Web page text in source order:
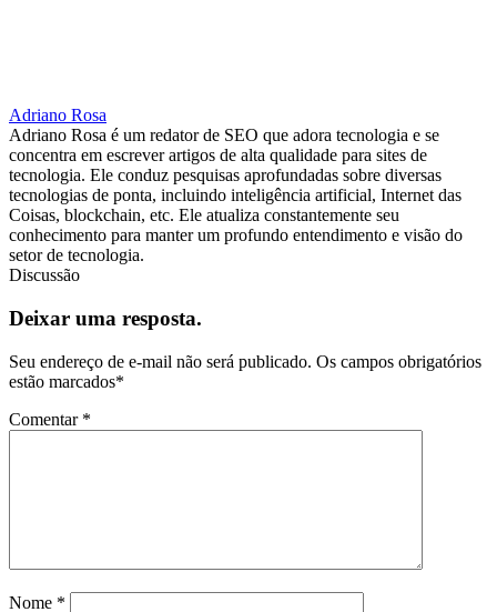
Adriano Rosa
Adriano Rosa é um redator de SEO que adora tecnologia e se
concentra em escrever artigos de alta qualidade para sites de
tecnologia. Ele conduz pesquisas aprofundadas sobre diversas
tecnologias de ponta, incluindo inteligência artificial, Internet das
Coisas, blockchain, etc. Ele atualiza constantemente seu
conhecimento para manter um profundo entendimento e visão do
setor de tecnologia.
Discussão
Deixar uma resposta.
Seu endereço de e-mail não será publicado. Os campos obrigatórios
estão marcados*
Comentar *
Nome *